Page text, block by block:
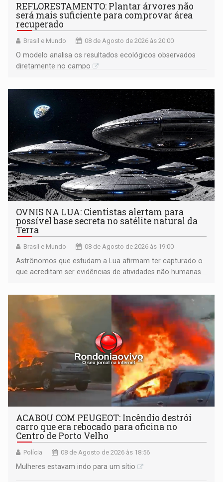
REFLORESTAMENTO: Plantar árvores não
será mais suficiente para comprovar área
recuperado
Brasil e Mundo 08 de Agosto de 2026 às 20:00
O modelo analisa os resultados ecológicos observados
diretamente no campo
OVNIS NA LUA: Cientistas alertam para
possível base secreta no satélite natural da
Terra
Brasil e Mundo 08 de Agosto de 2026 às 19:00
Astrônomos que estudam a Lua afirmam ter capturado o
que acreditam ser evidências de atividades não humanas
órbita
ACABOU COM PEUGEOT: Incêndio destrói
carro que era rebocado para oficina no
Centro de Porto Velho
Polícia 08 de Agosto de 2026 às 18:56
Mulheres estavam indo para um sítio